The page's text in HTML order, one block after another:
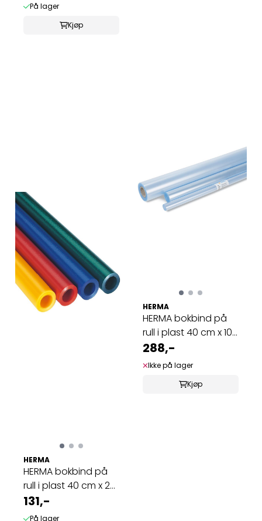
På lager
Kjøp
HERMA
HERMA bokbind på
rull i plast 40 cm x 2
m gul (10 ...
131,-
På lager
HERMA
HERMA bokbind på
rull i plast 40 cm x 10
m klar ...
288,-
Ikke på lager
Kjøp